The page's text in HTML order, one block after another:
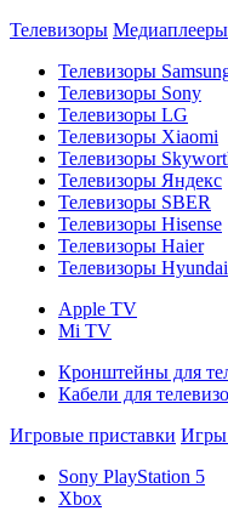
Телевизоры Медиаплееры
Телевизоры
Телевизоры Sony
Телевизоры LG
Телевизоры Xiaomi
Телевизоры
Телевизоры Яндекс
Телевизоры SBER
Телевизоры Hisense
Телевизоры Haier
Телевизоры Hyundai
Apple TV
Mi TV
Кронштейны для
Кабели для
Игровые приставки Игры
Sony PlayStation 5
Xbox